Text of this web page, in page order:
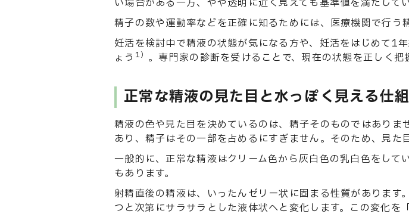
い場合がある一方、やや透明に近く見えても基準値を満たして
精子の数や運動率などを正確に知るためには、医療機関で行う
妊活を検討中で精液の状態が気になる方や、妊活をはじめて1
ょう 1） 。専門家の診断を受けることで、現在の状態を正しく
正常な精液の見た目と水っぽく見える仕
精液の色や見た目を決めているのは、精子そのものではあり
あり、精子はその一部を占めるにすぎません。そのため、見た
一般的に、正常な精液はクリーム色から灰白色の乳白色をし
もあります。
射精直後の精液は、いったんゼリー状に固まる性質がありま
つと次第にサラサラとした液体状へと変化します。この変化を